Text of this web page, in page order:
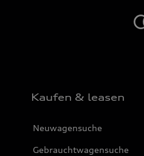
Kaufen & leasen
Neuwagensuche
Gebrauchtwagensuche